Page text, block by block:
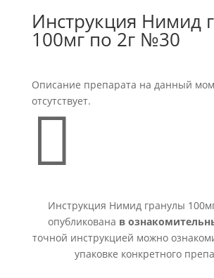
Инструкция Нимид
100мг по 2г №30
Описание препарата на данный
отсутствует.

Инструкция Нимид гранулы
опубликована в
точной инструкцией можно
упаковке конкретного